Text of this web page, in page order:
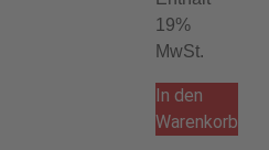
19%
MwSt.
In den
Warenkorb